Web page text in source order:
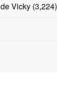
Vicky(3,224)